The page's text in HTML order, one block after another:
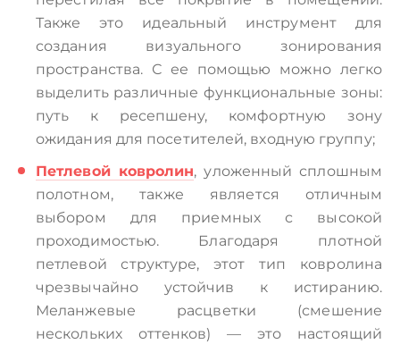
Также это идеальный инструмент для
создания визуального зонирования
пространства. С ее помощью можно легко
выделить различные функциональные зоны:
путь к ресепшену, комфортную зону
ожидания для посетителей, входную группу;
Петлевой ковролин, уложенный сплошным
полотном, также является отличным
выбором для приемных с высокой
проходимостью. Благодаря плотной
петлевой структуре, этот тип ковролина
чрезвычайно устойчив к истиранию.
Меланжевые расцветки (смешение
нескольких оттенков) — это настоящий